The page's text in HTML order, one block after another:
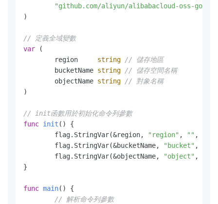
"github.com/aliyun/alibabacloud-oss-go-
)
// 定義全域變數
var (
	region
string // 儲存地區
	bucketName
string // 儲存空間名稱
	objectName
string // 對象名稱
)
// init函數用於初始化命令列參數
func init ()
{
	flag.StringVar(&region,
"region" , "" ,
	flag.StringVar(&bucketName,
"bucket" ,
	flag.StringVar(&objectName,
"object" ,
}
func main()
{
// 解析命令列參數